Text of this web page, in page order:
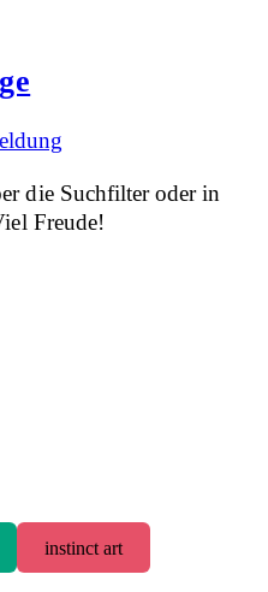
die Suchfilter oder in
Freude!
instinct art